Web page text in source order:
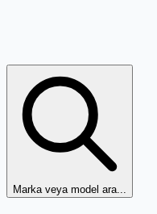
Marka veya model ara...